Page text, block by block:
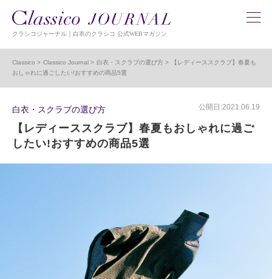
クラシコジャーナル｜白衣のクラシコ 公式WEBマガジン
Classico Classico Journal 白衣・スクラブの選び方
【レディーススクラブ】春夏も
おしゃれに過ごしたい!おすすめの商品5選
白衣・スクラブの選び方 公開日:2021.06.19
【レディーススクラブ】春夏もおしゃれに過ご
したい!おすすめの商品5選